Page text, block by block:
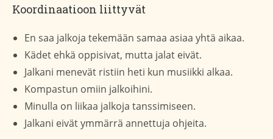
Koordinaatioon liittyvät
En saa jalkoja tekemään samaa asiaa yhtä aikaa.
Kädet ehkä oppisivat, mutta jalat eivät.
Jalkani menevät ristiin heti kun musiikki alkaa.
Kompastun omiin jalkoihini.
Minulla on liikaa jalkoja tanssimiseen.
Jalkani eivät ymmärrä annettuja ohjeita.